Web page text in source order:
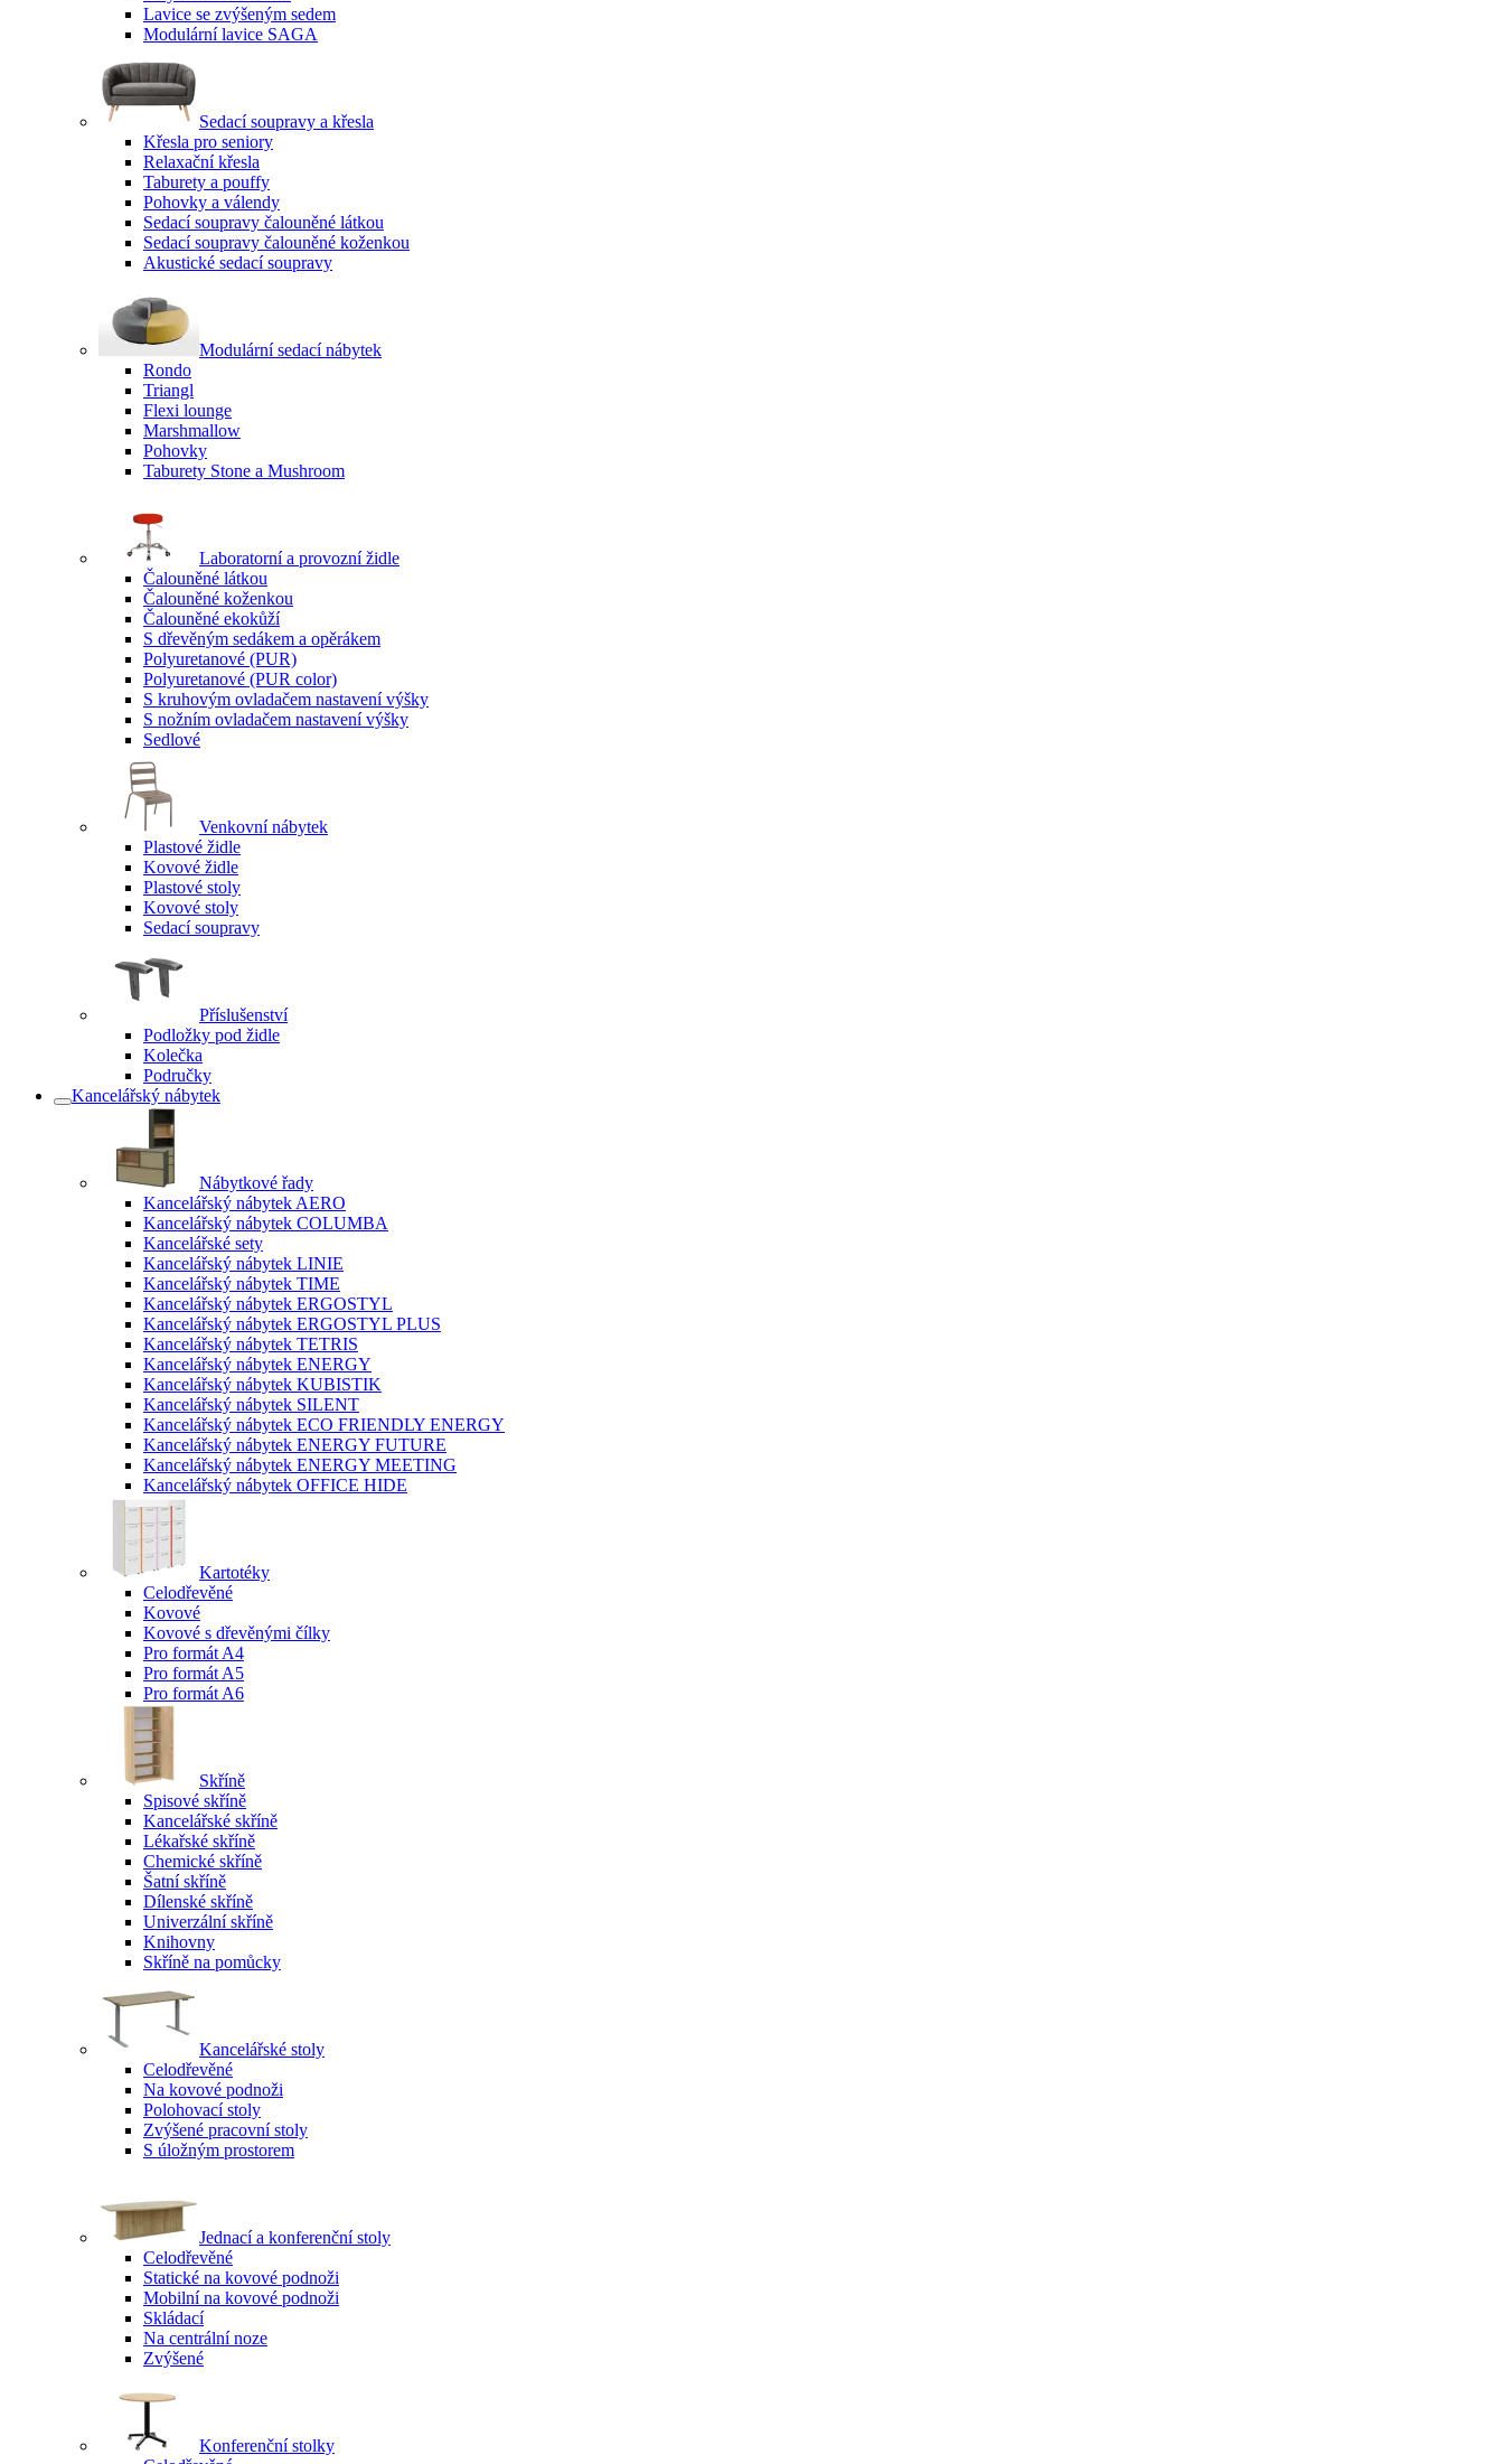
Lavice se zvýšeným sedem
Modulární lavice SAGA
Sedací soupravy a křesla
Křesla pro seniory
Relaxační křesla
Taburety a pouffy
Pohovky a válendy
Sedací soupravy čalouněné látkou
Sedací soupravy čalouněné koženkou
Akustické sedací soupravy
Modulární sedací nábytek
Rondo
Triangl
Flexi lounge
Marshmallow
Pohovky
Taburety Stone a Mushroom
Laboratorní a provozní židle
Čalouněné látkou
Čalouněné koženkou
Čalouněné ekokůží
S dřevěným sedákem a opěrákem
Polyuretanové (PUR)
Polyuretanové (PUR color)
S kruhovým ovladačem nastavení výšky
S nožním ovladačem nastavení výšky
Sedlové
Venkovní nábytek
Plastové židle
Kovové židle
Plastové stoly
Kovové stoly
Sedací soupravy
Příslušenství
Podložky pod židle
Kolečka
Područky
Kancelářský nábytek
Nábytkové řady
Kancelářský nábytek AERO
Kancelářský nábytek COLUMBA
Kancelářské sety
Kancelářský nábytek LINIE
Kancelářský nábytek TIME
Kancelářský nábytek ERGOSTYL
Kancelářský nábytek ERGOSTYL PLUS
Kancelářský nábytek TETRIS
Kancelářský nábytek ENERGY
Kancelářský nábytek KUBISTIK
Kancelářský nábytek SILENT
Kancelářský nábytek ECO FRIENDLY ENERGY
Kancelářský nábytek ENERGY FUTURE
Kancelářský nábytek ENERGY MEETING
Kancelářský nábytek OFFICE HIDE
Kartotéky
Celodřevěné
Kovové
Kovové s dřevěnými čílky
Pro formát A4
Pro formát A5
Pro formát A6
Skříně
Spisové skříně
Kancelářské skříně
Lékařské skříně
Chemické skříně
Šatní skříně
Dílenské skříně
Univerzální skříně
Knihovny
Skříně na pomůcky
Kancelářské stoly
Celodřevěné
Na kovové podnoži
Polohovací stoly
Zvýšené pracovní stoly
S úložným prostorem
Jednací a konferenční stoly
Celodřevěné
Statické na kovové podnoži
Mobilní na kovové podnoži
Skládací
Na centrální noze
Zvýšené
Konferenční stolky